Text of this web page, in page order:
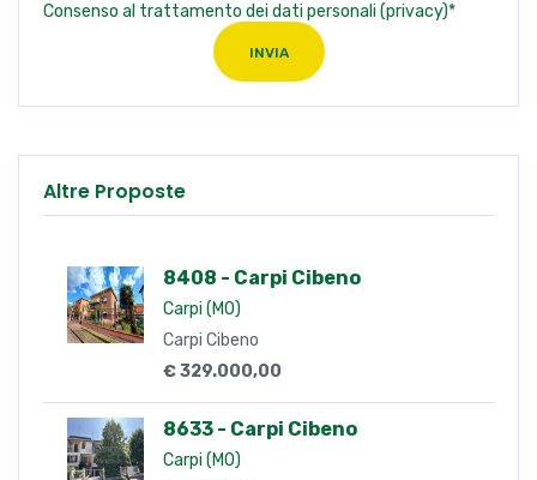
Consenso al trattamento dei dati personali (privacy)*
INVIA
Altre Proposte
8408 - Carpi Cibeno
Carpi (MO)
Carpi Cibeno
€ 329.000,00
8633 - Carpi Cibeno
Carpi (MO)